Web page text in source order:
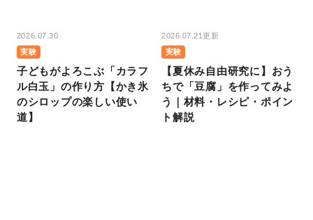
2026.07.30
実験
子どもがよろこぶ「カラフ
ル白玉」の作り方【かき氷
のシロップの楽しい使い
道】
2026.07.21更新
実験
【夏休み自由研究に】おう
ちで「豆腐」を作ってみよ
う｜材料・レシピ・ポイン
ト解説